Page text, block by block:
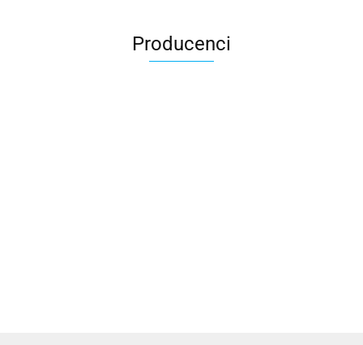
Producenci